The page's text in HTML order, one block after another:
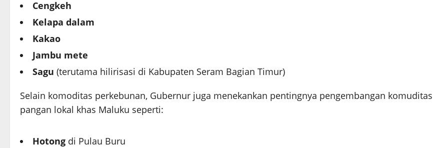
Cengkeh
Kelapa dalam
Kakao
Jambu mete
Sagu (terutama hilirisasi di Kabupaten Seram Bagian Timur)
Selain komoditas perkebunan, Gubernur juga menekankan pentingnya pengembangan komuditas
pangan lokal khas Maluku seperti:
Hotong di Pulau Buru